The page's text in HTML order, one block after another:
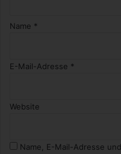
Name *
E-Mail-Adresse *
Website
Name, E-Mail-Adresse